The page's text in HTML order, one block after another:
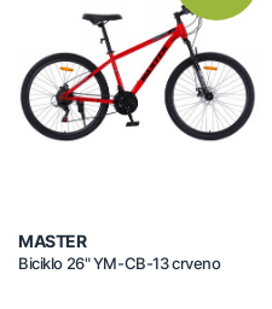
MASTER
Biciklo 26" YM-CB-13 crveno